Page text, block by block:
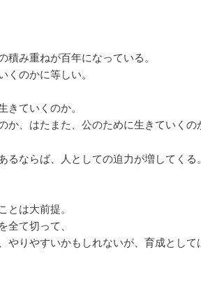
み重ねが百年になっている。
のかに等しい。
ていくのか。
、はたまた、公のために生きていくの
ならば、人としての迫力が増してくる。
は大前提。
て切って、
やりやすいかもしれないが、育成として